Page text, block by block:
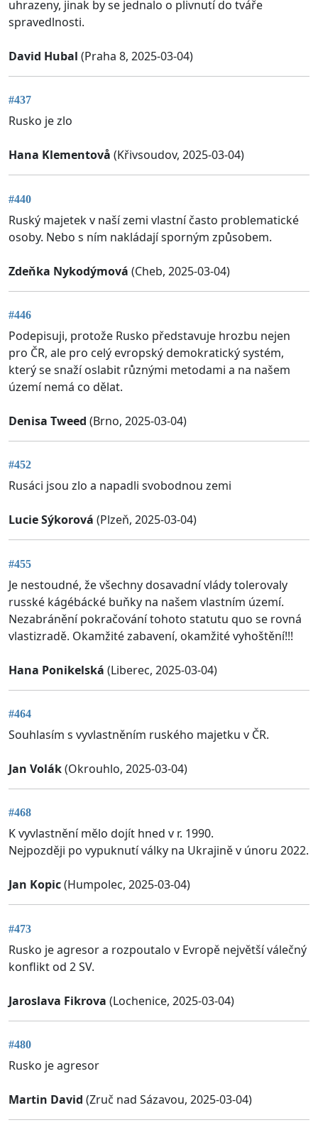
uhrazeny, jinak by se jednalo o plivnutí do tváře
spravedlnosti.
David Hubal (Praha 8, 2025-03-04)
#437
Rusko je zlo
Hana Klementovå (Křivsoudov, 2025-03-04)
#440
Ruský majetek v naší zemi vlastní často problematické
osoby. Nebo s ním nakládají sporným způsobem.
Zdeňka Nykodýmová (Cheb, 2025-03-04)
#446
Podepisuji, protože Rusko představuje hrozbu nejen
pro ČR, ale pro celý evropský demokratický systém,
který se snaží oslabit různými metodami a na našem
území nemá co dělat.
Denisa Tweed (Brno, 2025-03-04)
#452
Rusáci jsou zlo a napadli svobodnou zemi
Lucie Sýkorová (Plzeň, 2025-03-04)
#455
Je nestoudné, že všechny dosavadní vlády tolerovaly
russké kágébácké buňky na našem vlastním území.
Nezabránění pokračování tohoto statutu quo se rovná
vlastizradě. Okamžité zabavení, okamžité vyhoštění!!!
Hana Ponikelská (Liberec, 2025-03-04)
#464
Souhlasím s vyvlastněním ruského majetku v ČR.
Jan Volák(Okrouhlo, 2025-03-04)
#468
K vyvlastnění mělo dojít hned v r. 1990.
Nejpozději po vypuknutí války na Ukrajině v únoru 2022.
Jan Kopic(Humpolec, 2025-03-04)
#473
Rusko je agresor a rozpoutalo v Evropě největší válečný
konflikt od 2 SV.
Jaroslava Fikrova (Lochenice, 2025-03-04)
#480
Rusko je agresor
Martin David (Zruč nad Sázavou, 2025-03-04)